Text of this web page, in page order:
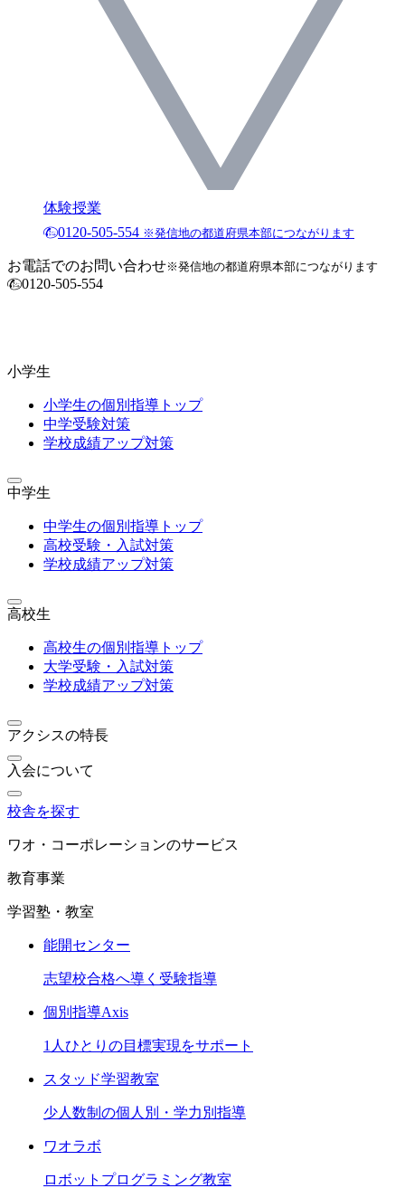
体験授業
0120-505-554 ※発信地の都道府県本部につながります
お電話でのお問い合わせ※発信地の都道府県本部につながります
0120-505-554
小学生
小学生の個別指導トップ
中学受験対策
学校成績アップ対策
中学生
中学生の個別指導トップ
高校受験・入試対策
学校成績アップ対策
高校生
高校生の個別指導トップ
大学受験・入試対策
学校成績アップ対策
アクシスの特長
入会について
校舎を探す
ワオ・コーポレーションのサービス
教育事業
学習塾・教室
能開センター
志望校合格へ導く受験指導
個別指導Axis
1人ひとりの目標実現をサポート
スタッド学習教室
少人数制の個人別・学力別指導
ワオラボ
ロボットプログラミング教室